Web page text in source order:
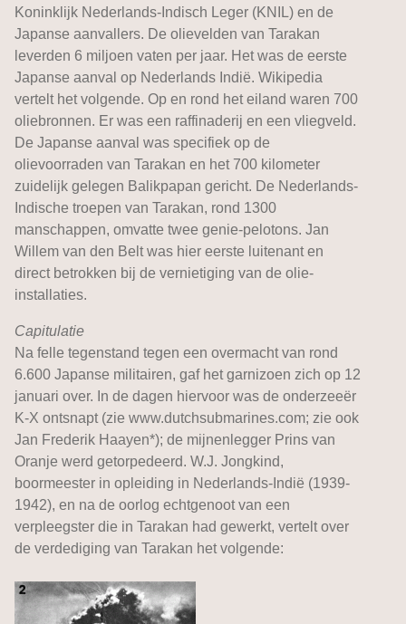
Koninklijk Nederlands-Indisch Leger (KNIL) en de
Japanse aanvallers. De olievelden van Tarakan
leverden 6 miljoen vaten per jaar. Het was de eerste
Japanse aanval op Nederlands Indië. Wikipedia
vertelt het volgende. Op en rond het eiland waren 700
oliebronnen. Er was een raffinaderij en een vliegveld.
De Japanse aanval was specifiek op de
olievoorraden van Tarakan en het 700 kilometer
zuidelijk gelegen Balikpapan gericht. De Nederlands-
Indische troepen van Tarakan, rond 1300
manschappen, omvatte twee genie-pelotons. Jan
Willem van den Belt was hier eerste luitenant en
direct betrokken bij de vernietiging van de olie-
installaties.
Capitulatie
Na felle tegenstand tegen een overmacht van rond
6.600 Japanse militairen, gaf het garnizoen zich op 12
januari over. In de dagen hiervoor was de onderzeeër
K-X ontsnapt (zie www.dutchsubmarines.com; zie ook
Jan Frederik Haayen*); de mijnenlegger Prins van
Oranje werd getorpedeerd. W.J. Jongkind,
boormeester in opleiding in Nederlands-Indië (1939-
1942), en na de oorlog echtgenoot van een
verpleegster die in Tarakan had gewerkt, vertelt over
de verdediging van Tarakan het volgende: